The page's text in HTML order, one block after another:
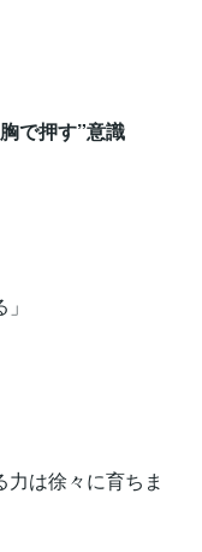
で押す”意識
は徐々に育ちま